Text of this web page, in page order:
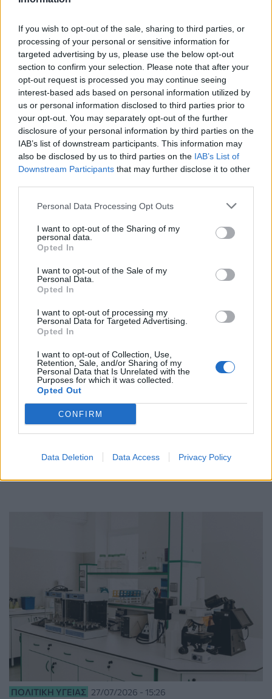
If you wish to opt-out of the sale, sharing to third parties, or
processing of your personal or sensitive information for
targeted advertising by us, please use the below opt-out
section to confirm your selection. Please note that after your
opt-out request is processed you may continue seeing
interest-based ads based on personal information utilized by
us or personal information disclosed to third parties prior to
your opt-out. You may separately opt-out of the further
disclosure of your personal information by third parties on the
IAB’s list of downstream participants. This information may
also be disclosed by us to third parties on the IAB’s List of
Downstream Participants that may further disclose it to other
Personal Data Processing Opt Outs
I want to opt-out of the Sharing of my
personal data.
Opted In
I want to opt-out of the Sale of my
Personal Data.
Opted In
I want to opt-out of processing my
Personal Data for Targeted Advertising.
Opted In
I want to opt-out of Collection, Use,
Retention, Sale, and/or Sharing of my
Personal Data that Is Unrelated with the
Purposes for which it was collected.
Opted Out
CONFIRM
Data Deletion Data Access Privacy Policy
Μέτρα προστασίας του πληθυσμού από τις
ΠΟΛΙΤΙΚΉ ΥΓΕΊΑΣ 04/08/2026 - 12:34
Εξώδικα της ΠΟΕΡΓΙ σε ΗΔΙΚΑ, ΕΟΠΥΥ: «Δεν μπορεί η
προστασία της δημόσιας δαπάνης να βασίζεται στο
ΠΟΛΙΤΙΚΉ ΥΓΕΊΑΣ 27/07/2026 - 15:26